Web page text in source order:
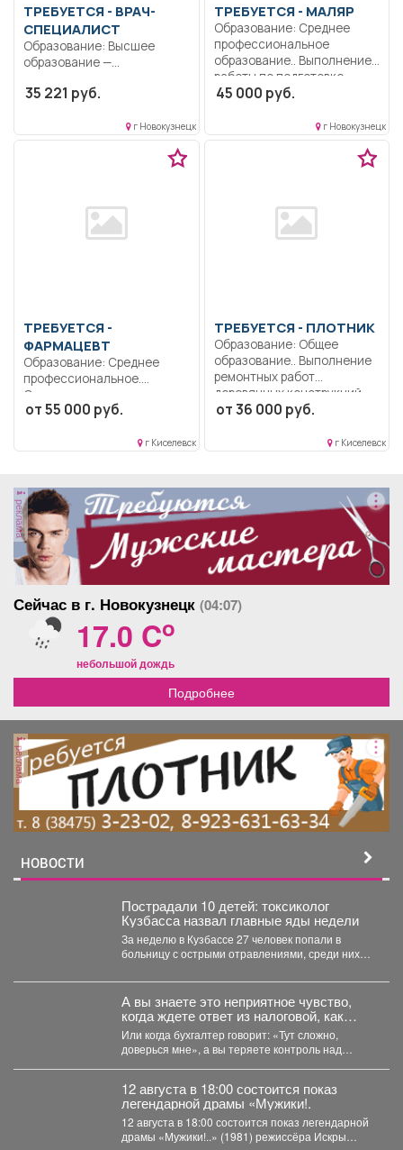
ТРЕБУЕТСЯ - ВРАЧ-
СПЕЦИАЛИСТ
Образование: Высшее
образование —
магистратура.. Оказывать
35 221 руб.
г Новокузнецк
ТРЕБУЕТСЯ - МАЛЯР
Образование: Среднее
профессиональное
образование.. Выполнение
работы по подготовке
поверхности...
45 000 руб.
г Новокузнецк
ТРЕБУЕТСЯ -
ФАРМАЦЕВТ
Образование: Среднее
профессиональное.
Ответственность.
Коммуникабельность.
Выполнение должностных
от 55 000 руб.
г Киселевск
ТРЕБУЕТСЯ - ПЛОТНИК
Образование: Общее
образование.. Выполнение
ремонтных работ
деревянных конструкций
зданий,...
от 36 000 руб.
г Киселевск
реклама
Сейчас в г. Новокузнецк (04:07)
17.0 Co
небольшой дождь
Подробнее
реклама
НОВОСТИ
Пострадали 10 детей: токсиколог
Кузбасса назвал главные яды недели
За неделю в Кузбассе 27 человек попали в
больницу с острыми отравлениями, среди них
А вы знаете это неприятное чувство,
когда ждете ответ из налоговой, как
приговор?
Или когда бухгалтер говорит: «Тут сложно,
доверься мне», а вы теряете контроль над
12 августа в 18:00 состоится показ
легендарной драмы «Мужики!.
12 августа в 18:00 состоится показ легендарной
драмы «Мужики!..» (1981) режиссёра Искры